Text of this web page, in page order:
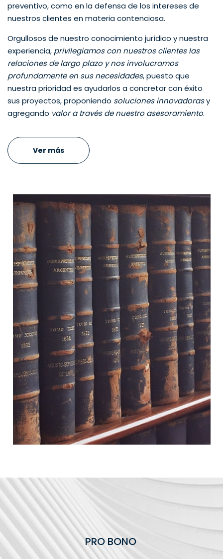
preventivo, como en la defensa de los intereses de
nuestros clientes en materia contenciosa.
Orgullosos de nuestro conocimiento jurídico y nuestra
experiencia, privilegiamos con nuestros clientes las
relaciones de largo plazo y nos involucramos
profundamente en sus necesidades, puesto que
nuestra prioridad es ayudarlos a concretar con éxito
sus proyectos, proponiendo soluciones innovadorasy
agregando valor a través de nuestro asesoramiento.
Ver más
PRO BONO